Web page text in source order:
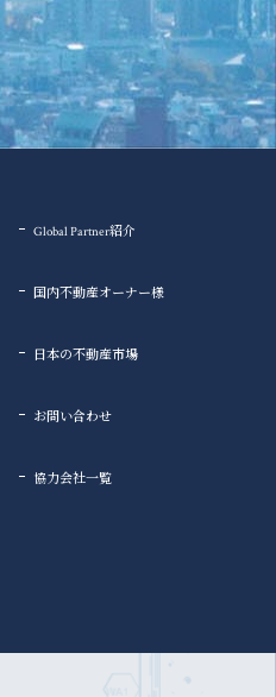
Global Partner紹介
国内不動産オーナー様
日本の不動産市場
お問い合わせ
協力会社一覧